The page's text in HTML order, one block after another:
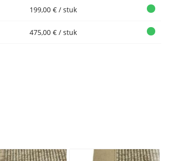
199,00 € / stuk
475,00 € / stuk